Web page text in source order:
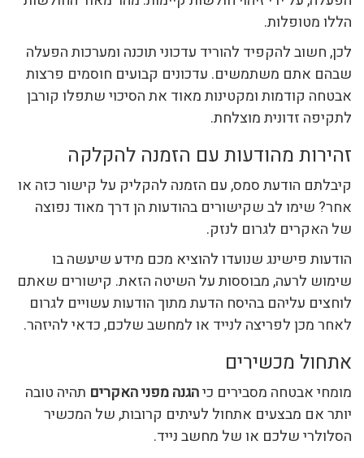
הללו מטופלות.
לכן, חשוב להקפיד להוריד עדכוני תוכנה ומערכות הפעלה
שבהם אתם משתמשים. עדכונים קבועים חוסמים פרצות
אבטחה קודמות ומקטינות מאוד את הסיכוי שתפלו קורבן
לתקיפה זדונית מוצלחת.
זהירות מהודעות עם הזמנה להקלקה
קיבלתם הודעת סמס, עם הזמנה להקליק על קישור כזה או
אחר? שימו לב שקישורים בהודעות הן דרך מאוד נפוצה
של האקרים לגרום לנזק.
הודעות פישינג שנועדו להוציא מכם מידע שיעשה בו
שימוש לרעה, מבוססות על השיטה הזאת. קישורים שאתם
לוחצים עליהם בהיסח הדעת מתוך הודעות עשויים לגרום
לאחר מכן לפריצה לנייד או למחשב שלכם, כדאי להיזהר.
אתחול מכשירים
מומחי אבטחה מסבירים כיהגנה מפני האקרים תהיה טובה
יותר אם מבצעים אתחול לעיתים קרובות, של המכשיר
הסלולרי שלכם או של מחשב נייד.